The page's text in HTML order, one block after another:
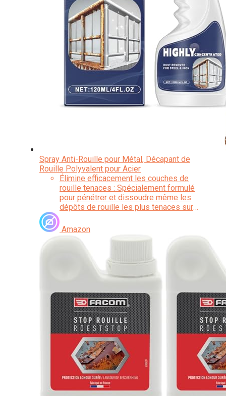
Spray Anti-Rouille pour Métal, Décapant de
Rouille Polyvalent pour Acier
Élimine efficacement les couches de
rouille tenaces : Spécialement formulé
pour pénétrer et dissoudre même les
dépôts de rouille les plus tenaces sur
produit redonne aux surfaces un aspect
propre, lisse et exempt
Amazon